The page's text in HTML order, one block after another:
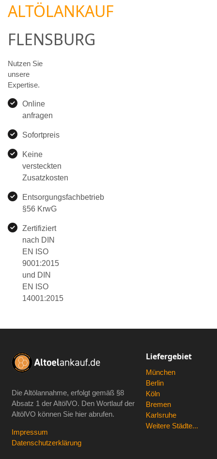
ALTÖLANKAUF
FLENSBURG
Nutzen Sie
unsere
Expertise.
Online
anfragen
Sofortpreis
Keine
versteckten
Zusatzkosten
Entsorgungsfachbetrieb
§56 KrwG
Zertifiziert
nach DIN
EN ISO
9001:2015
und DIN
EN ISO
14001:2015
Die Altölannahme, erfolgt gemäß §8
Absatz 1 der AltölVO. Den Wortlauf der
AltölVO können Sie hier abrufen.
Impressum
Datenschutzerklärung
Liefergebiet
München
Berlin
Köln
Bremen
Karlsruhe
Weitere Städte...